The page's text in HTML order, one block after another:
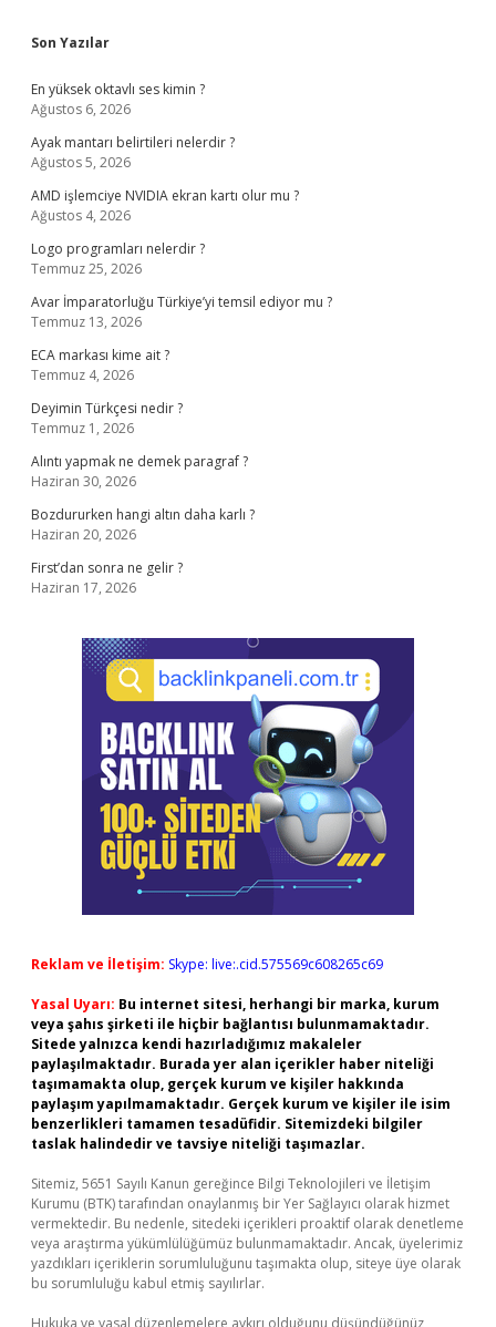
Sidebar
Son Yazılar
En yüksek oktavlı ses kimin ?
Ağustos 6, 2026
Ayak mantarı belirtileri nelerdir ?
Ağustos 5, 2026
AMD işlemciye NVIDIA ekran kartı olur mu ?
Ağustos 4, 2026
Logo programları nelerdir ?
Temmuz 25, 2026
Avar İmparatorluğu Türkiye’yi temsil ediyor mu ?
Temmuz 13, 2026
ECA markası kime ait ?
Temmuz 4, 2026
Deyimin Türkçesi nedir ?
Temmuz 1, 2026
Alıntı yapmak ne demek paragraf ?
Haziran 30, 2026
Bozdururken hangi altın daha karlı ?
Haziran 20, 2026
First’dan sonra ne gelir ?
Haziran 17, 2026
Reklam ve İletişim: Skype: live:.cid.575569c608265c69
Yasal Uyarı: Bu internet sitesi, herhangi bir marka, kurum
veya şahıs şirketi ile hiçbir bağlantısı bulunmamaktadır.
Sitede yalnızca kendi hazırladığımız makaleler
paylaşılmaktadır. Burada yer alan içerikler haber niteliği
taşımamakta olup, gerçek kurum ve kişiler hakkında
paylaşım yapılmamaktadır. Gerçek kurum ve kişiler ile isim
benzerlikleri tamamen tesadüfidir. Sitemizdeki bilgiler
taslak halindedir ve tavsiye niteliği taşımazlar.
Sitemiz, 5651 Sayılı Kanun gereğince Bilgi Teknolojileri ve İletişim
Kurumu (BTK) tarafından onaylanmış bir Yer Sağlayıcı olarak hizmet
vermektedir. Bu nedenle, sitedeki içerikleri proaktif olarak denetleme
veya araştırma yükümlülüğümüz bulunmamaktadır. Ancak, üyelerimiz
yazdıkları içeriklerin sorumluluğunu taşımakta olup, siteye üye olarak
bu sorumluluğu kabul etmiş sayılırlar.
Hukuka ve yasal düzenlemelere aykırı olduğunu düşündüğünüz